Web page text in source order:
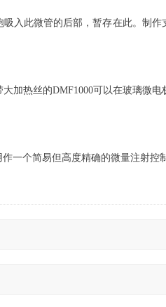
入此微管的后部，暂存在此。制作
加热丝的DMF1000可以在玻璃微电
个简易但高度精确的微量注射控制